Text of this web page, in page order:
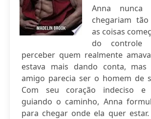
Anna nunca
chegariam
as coisas
do controle
perceber quem realmente
estava mais dando conta,
amigo parecia ser o homem de
Com seu coração indeciso e
guiando o caminho, Anna
para chegar onde ela quer